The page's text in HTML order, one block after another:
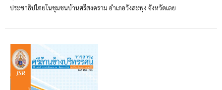
ประชาธิปไตยในชุมชนบ้านศรีสงคราม อำเภอวังสะพุง จังหวัดเลย